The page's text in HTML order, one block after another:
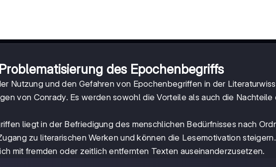
Problematisierung des Epochenbegriffs
Nutzung und den Gefahren von Epochenbegriffen in der
von Conrady. Es werden sowohl die Vorteile als auch die Nachteile
liegt in der Befriedigung des menschlichen Bedürfnisses nach
zu literarischen Werken und können die Lesemotivation
mit fremden oder zeitlich entfernten Texten auseinanderzusetzen.